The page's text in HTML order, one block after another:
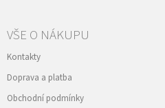
VŠE O NÁKUPU
Kontakty
Doprava a platba
Obchodní podmínky